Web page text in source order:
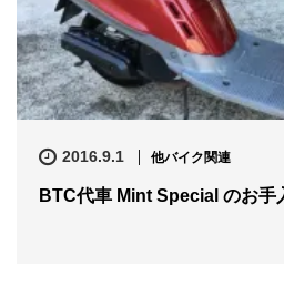
2016.9.1 他バイク関連
BTC代車 Mint Special のお手